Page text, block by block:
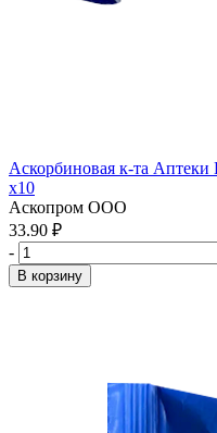
Аскорбиновая к-та
x10
Аскопром ООО
33.90 ₽
-
В корзину